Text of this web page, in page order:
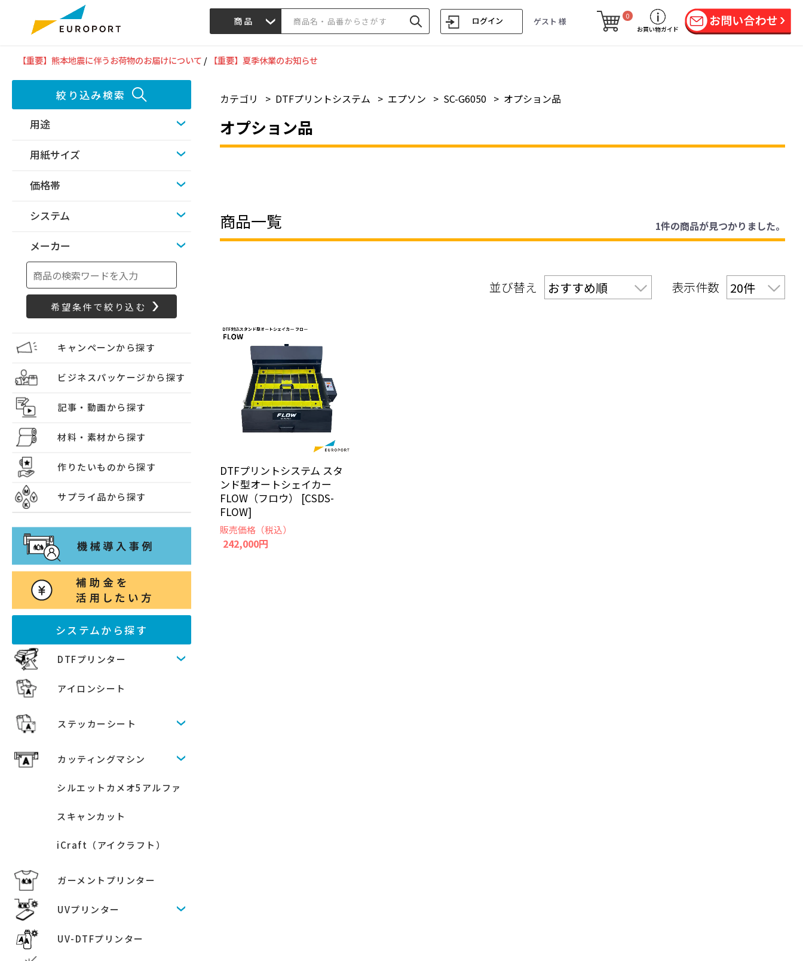
商品 ログイン ゲスト 様
0
お買い物ガイド
【重要】熊本地震に伴うお荷物のお届けについて / 【重要】夏季休業のお知らせ
絞り込み検索
用途
用紙サイズ
価格帯
システム
メーカー
キャンペーンから探す
ビジネスパッケージから探す
記事・動画から探す
材料・素材から探す
作りたいものから探す
サプライ品から探す
システムから探す
DTFプリンター
アイロンシート
ステッカーシート
カッティングマシン
シルエットカメオ5アルファ
スキャンカット
iCraft（アイクラフト）
ガーメントプリンター
UVプリンター
UV-DTFプリンター
カテゴリ > DTFプリントシステム > エプソン > SC-G6050 > オプション品
オプション品
商品一覧 1件の商品が見つかりました。
並び替え 表示件数
DTFプリントシステム スタ
ンド型オートシェイカー
FLOW（フロウ） [CSDS-
FLOW]
販売価格（税込）
242,000円